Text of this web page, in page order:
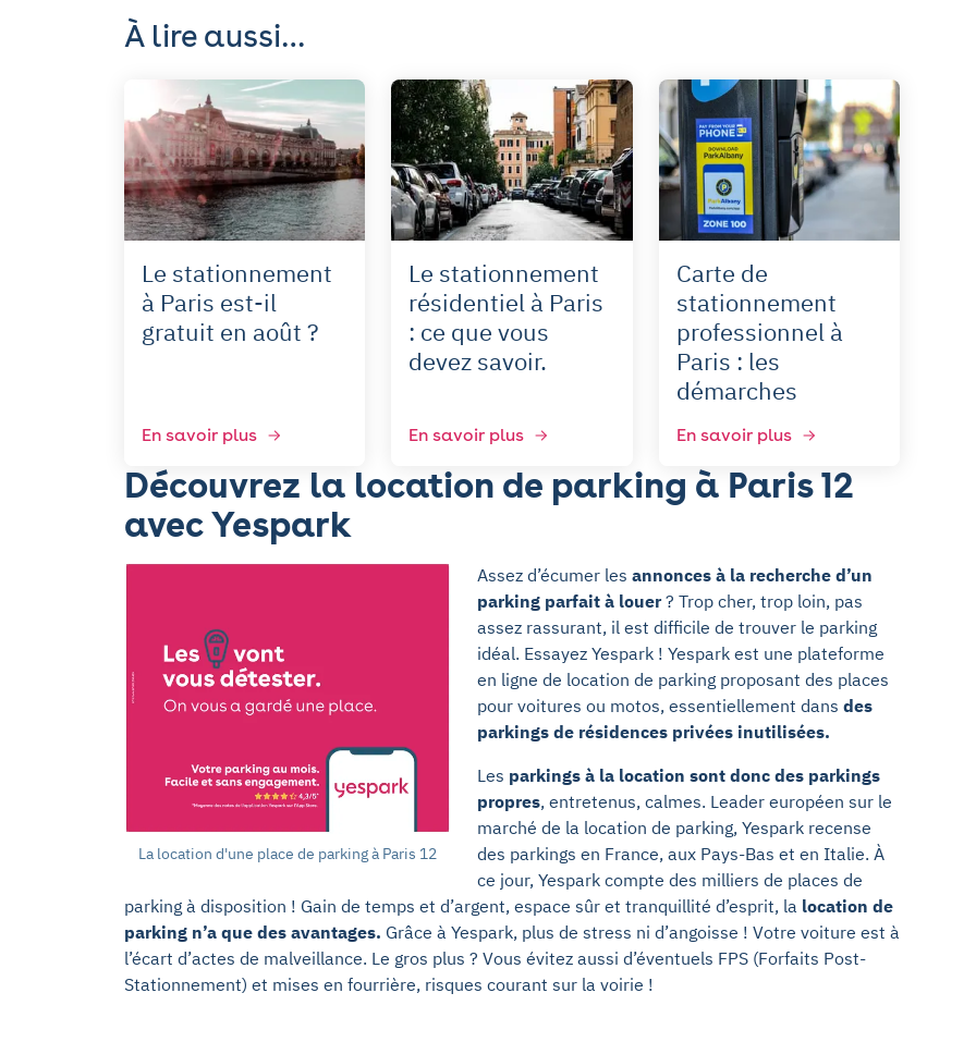
À lire aussi…
Le stationnement
à Paris est-il
gratuit en août ?
En savoir plus
Le stationnement
résidentiel à Paris
: ce que vous
devez savoir.
En savoir plus
Carte de
stationnement
professionnel à
Paris : les
démarches
En savoir plus
Découvrez la location de parking à Paris 12
avec Yespark
La location d'une place de parking à Paris 12
Assez d’écumer les annonces à la recherche d’un
parking parfait à louer? Trop cher, trop loin, pas
assez rassurant, il est difficile de trouver le parking
idéal. Essayez Yespark ! Yespark est une plateforme
en ligne de location de parking proposant des places
pour voitures ou motos, essentiellement dans des
parkings de résidences privées inutilisées.
Les parkings à la location sont donc des parkings
propres, entretenus, calmes. Leader européen sur le
marché de la location de parking, Yespark recense
des parkings en France, aux Pays-Bas et en Italie. À
ce jour, Yespark compte des milliers de places de
parking à disposition ! Gain de temps et d’argent, espace sûr et tranquillité d’esprit, la location de
parking n’a que des avantages. Grâce à Yespark, plus de stress ni d’angoisse ! Votre voiture est à
l’écart d’actes de malveillance. Le gros plus ? Vous évitez aussi d’éventuels FPS (Forfaits Post-
Stationnement) et mises en fourrière, risques courant sur la voirie !